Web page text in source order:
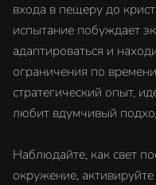
входа в пещеру до
испытание побуждает
адаптироваться и
ограничения по
стратегический опыт,
любит вдумчивый
Наблюдайте, как свет
окружение,